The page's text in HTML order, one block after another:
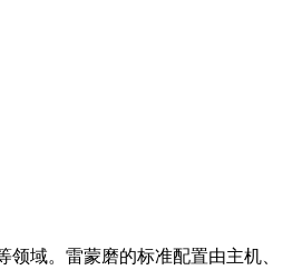
域。雷蒙磨的标准配置由主机、